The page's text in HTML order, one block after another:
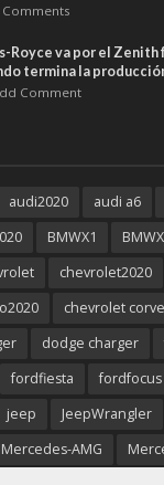
Comments
Royce va por el Zenith
termina la
Comment
audi2020 audi a6
BMWX1
chevrolet2020
chevrolet
dodge charger
fordfiesta fordfocus
jeep
JeepWrangler
Mercedes-AMG